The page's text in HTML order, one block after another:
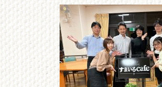
新
日
時
: